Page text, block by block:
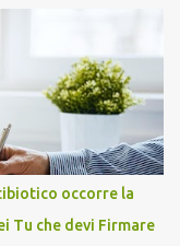
occorre la
Tu che devi Firmare